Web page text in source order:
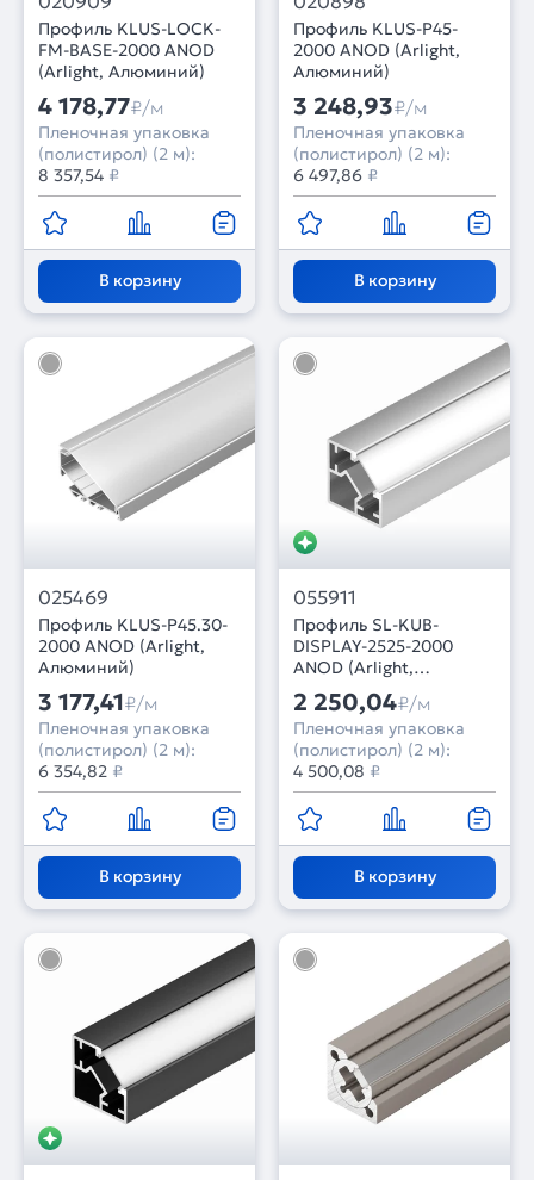
Профиль KLUS-LOCK-
FM-BASE-2000 ANOD
(Arlight, Алюминий)
4 178,77₽/м
Пленочная упаковка
(полистирол) (2 м):
8 357,54 ₽
В корзину
Профиль KLUS-P45-
2000 ANOD (Arlight,
Алюминий)
3 248,93₽/м
Пленочная упаковка
(полистирол) (2 м):
6 497,86 ₽
В корзину
025469
Профиль KLUS-P45.30-
2000 ANOD (Arlight,
Алюминий)
3 177,41₽/м
Пленочная упаковка
(полистирол) (2 м):
6 354,82 ₽
В корзину
055911
Профиль SL-KUB-
DISPLAY-2525-2000
ANOD (Arlight,
Алюминий)
2 250,04₽/м
Пленочная упаковка
(полистирол) (2 м):
4 500,08 ₽
В корзину